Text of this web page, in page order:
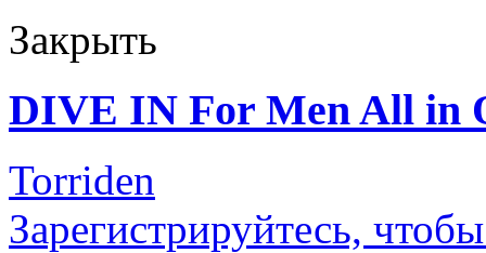
Закрыть
DIVE IN For Men All in
Torriden
Зарегистрируйтесь,